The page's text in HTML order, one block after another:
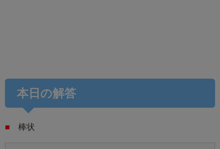
本日の解答
■ 棒状